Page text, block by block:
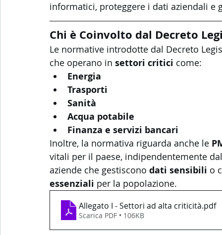
informatici, proteggere i dati aziendali e
Chi è Coinvolto dal Decreto
Le normative introdotte dal Decreto
che operano in settori critici come:
Energia
Trasporti
Sanità
Acqua potabile
Finanza e servizi bancari
Inoltre, la normativa riguarda anche le
vitali per il paese, indipendentemente
aziende che gestiscono dati sensibili o
essenziali per la popolazione.
Allegato I - Settori ad alta criticità.pdf
Scarica PDF • 106KB